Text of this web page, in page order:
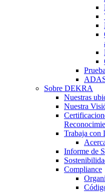
Sobre DEKRA
Nuestras
Nuestra
Trabaja con
Informe de
Compliance